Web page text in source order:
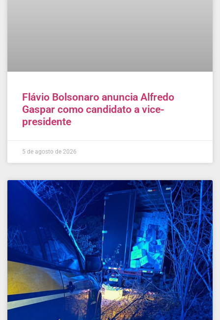
Flávio Bolsonaro anuncia Alfredo
Gaspar como candidato a vice-
presidente
5 de agosto de 2026